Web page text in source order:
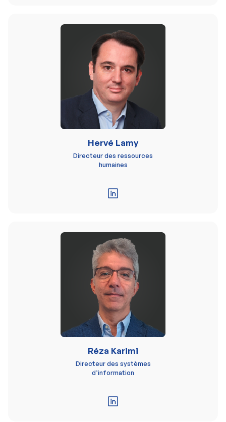
Hervé Lamy
Directeur des ressources
humaines
Réza Karimi
Directeur des systèmes
d’information